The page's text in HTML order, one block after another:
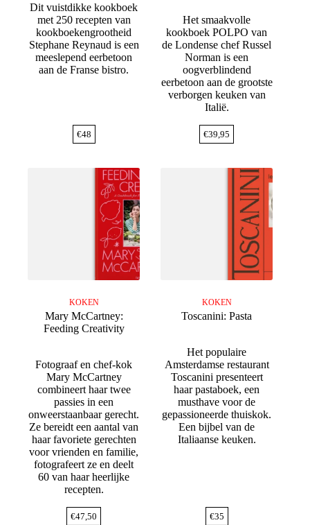
Dit vuistdikke kookboek
met 250 recepten van
kookboekengrootheid
Stephane Reynaud is een
meeslepend eerbetoon
aan de Franse bistro.
€48
Het smaakvolle
kookboek POLPO van
de Londense chef Russel
Norman is een
oogverblindend
eerbetoon aan de grootste
verborgen keuken van
Italië.
€39,95
KOKEN
Mary McCartney:
Feeding Creativity
Fotograaf en chef-kok
Mary McCartney
combineert haar twee
passies in een
onweerstaanbaar gerecht.
Ze bereidt een aantal van
haar favoriete gerechten
voor vrienden en familie,
fotografeert ze en deelt
60 van haar heerlijke
recepten.
€47,50
KOKEN
Toscanini: Pasta
Het populaire
Amsterdamse restaurant
Toscanini presenteert
haar pastaboek, een
musthave voor de
gepassioneerde thuiskok.
Een bijbel van de
Italiaanse keuken.
€35